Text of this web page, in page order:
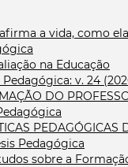
afirma a vida, como
na Educação
Pedagógica: v. 24
DO
PEDAGÓGICAS
Pedagógica
sobre a